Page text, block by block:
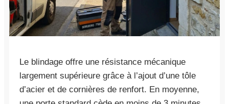
Le blindage offre une résistance mécanique
largement supérieure grâce à l’ajout d’une tôle
d’acier et de cornières de renfort. En moyenne,